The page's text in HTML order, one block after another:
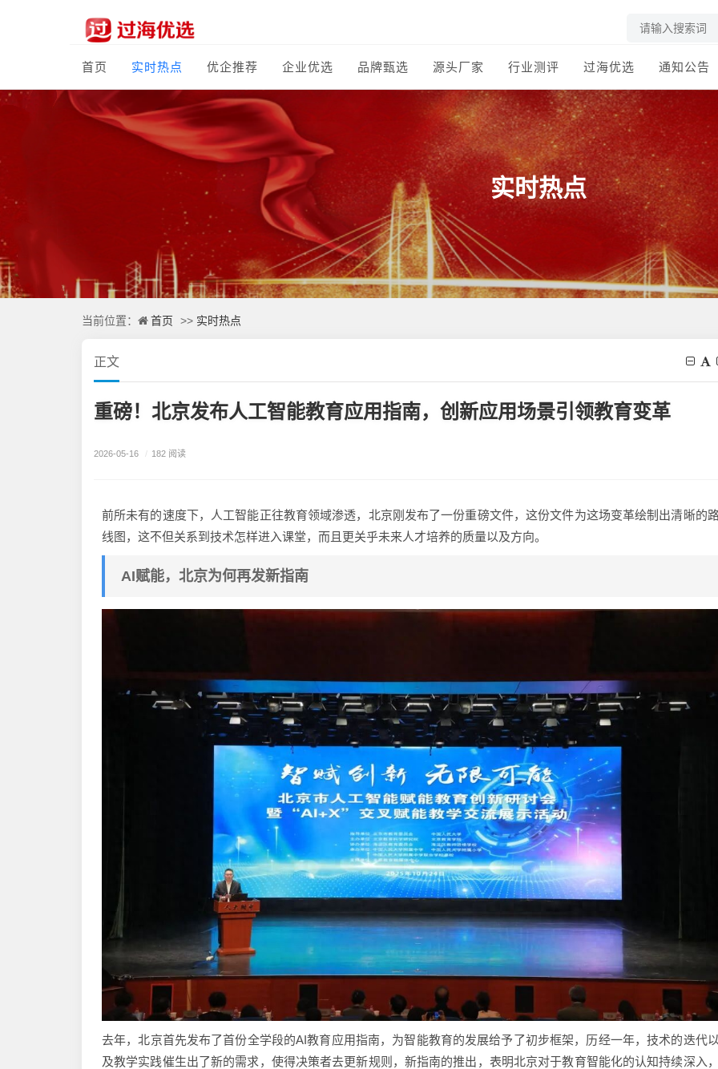
首页 实时热点 优企推荐 企业优选 品牌甄选 源头厂家 行业测评 过海优选 通知公告
实时热点
当前位置： 首页 >> 实时热点
正文
重磅！北京发布人工智能教育应用指南，创新应用场景引领教育变革
2026-05-16 / 182 阅读
前所未有的速度下，人工智能正往教育领域渗透，北京刚发布了一份重磅文件，这份文件为这场变革绘制出清晰的
线图，这不但关系到技术怎样进入课堂，而且更关乎未来人才培养的质量以及方向。
AI赋能，北京为何再发新指南
去年，北京首先发布了首份全学段的AI教育应用指南，为智能教育的发展给予了初步框架，历经一年，技术的迭代
及教学实践催生出了新的需求，使得决策者去更新规则，新指南的推出，表明北京对于教育智能化的认知持续深入